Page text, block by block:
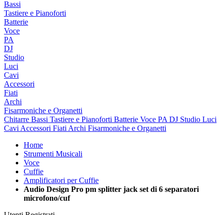
Bassi
Tastiere e Pianoforti
Batterie
Voce
PA
DJ
Studio
Luci
Cavi
Accessori
Fiati
Archi
Fisarmoniche e Organetti
Chitarre Bassi Tastiere e Pianoforti Batterie Voce PA DJ Studio Luci
Cavi Accessori Fiati Archi Fisarmoniche e Organetti
Home
Strumenti Musicali
Voce
Cuffie
Amplificatori per Cuffie
Audio Design Pro pm splitter jack set di 6 separatori
microfono/cuf